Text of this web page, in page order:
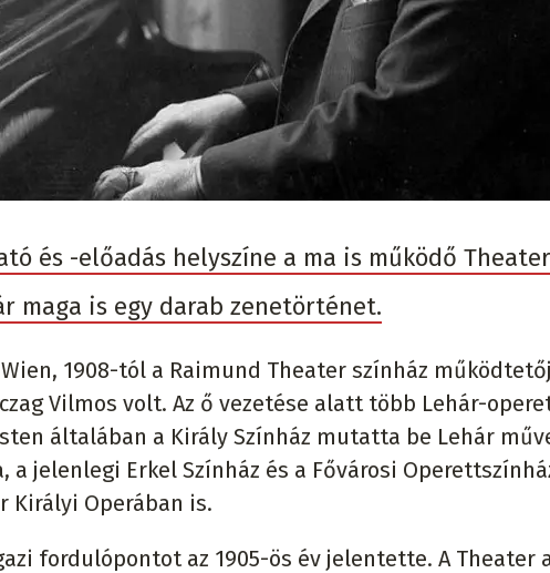
és -előadás helyszíne a ma is működő
maga is egy darab zenetörténet.
1908-tól a Raimund Theater színház
Vilmos volt. Az ő vezetése alatt több Lehár-
általában a Király Színház mutatta be Lehár
a jelenlegi Erkel Színház és a Fővárosi
Királyi Operában is.
fordulópontot az 1905-ös év jelentette. A Theater